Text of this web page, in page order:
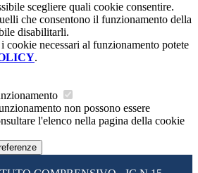
scegliere quali cookie consentire.
che consentono il funzionamento della
disabilitarli.
cookie necessari al funzionamento potete
.
non possono essere
l'elenco nella pagina della cookie